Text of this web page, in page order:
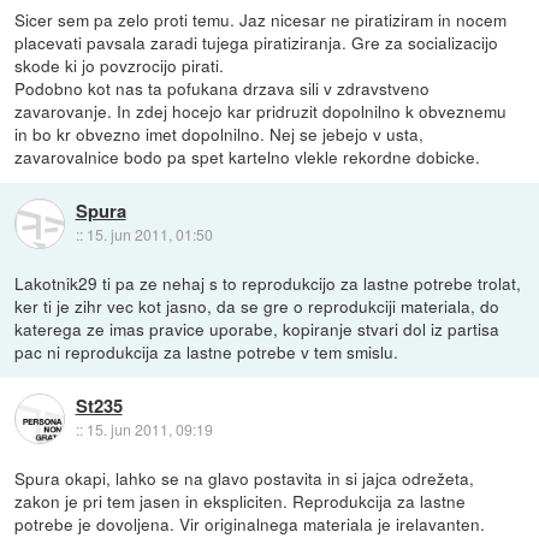
Sicer sem pa zelo proti temu. Jaz nicesar ne piratiziram in nocem
placevati pavsala zaradi tujega piratiziranja. Gre za socializacijo
skode ki jo povzrocijo pirati.
Podobno kot nas ta pofukana drzava sili v zdravstveno
zavarovanje. In zdej hocejo kar pridruzit dopolnilno k obveznemu
in bo kr obvezno imet dopolnilno. Nej se jebejo v usta,
zavarovalnice bodo pa spet kartelno vlekle rekordne dobicke.
Spura
:: 15. jun 2011, 01:50
Lakotnik29 ti pa ze nehaj s to reprodukcijo za lastne potrebe trolat,
ker ti je zihr vec kot jasno, da se gre o reprodukciji materiala, do
katerega ze imas pravice uporabe, kopiranje stvari dol iz partisa
pac ni reprodukcija za lastne potrebe v tem smislu.
St235
:: 15. jun 2011, 09:19
Spura okapi, lahko se na glavo postavita in si jajca odrežeta,
zakon je pri tem jasen in ekspliciten. Reprodukcija za lastne
potrebe je dovoljena. Vir originalnega materiala je irelavanten.